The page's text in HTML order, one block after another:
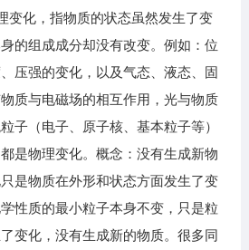
化，指物质的状态虽然发生了变
的组成成分却没有改变。例如：位
压强的变化，以及气态、液态、固
质与电磁场的相互作用，光与物质
子（电子、原子核、基本粒子等）
是物理变化。概念：没有生成新物
是物质在外形和状态方面发生了变
性质的最小粒子本身不变，只是粒
变化，没有生成新的物质。很多同